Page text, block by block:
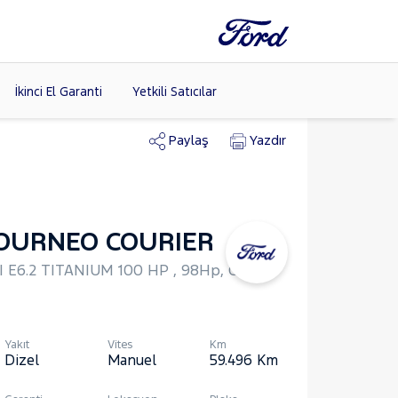
İkinci El Garanti Yetkili Satıcılar
Paylaş Yazdır
COURIER
E6.2 TITANIUM 100 HP , 98Hp, Combi
Yakıt
Dizel
Vites
Manuel
Km
59.496 Km